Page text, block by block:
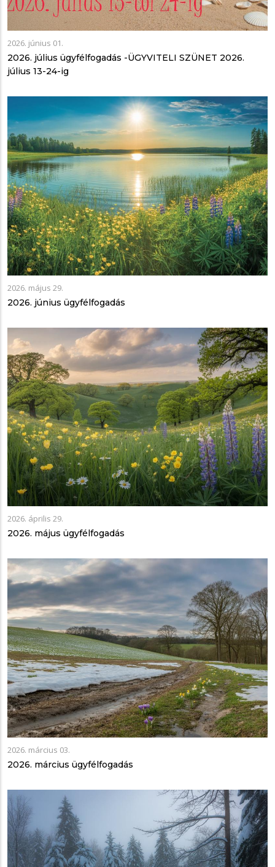
2026. június 01.
2026. július ügyfélfogadás -ÜGYVITELI SZÜNET 2026.
július 13-24-ig
2026. május 29.
2026. június ügyfélfogadás
2026. április 29.
2026. május ügyfélfogadás
2026. március 03.
2026. március ügyfélfogadás